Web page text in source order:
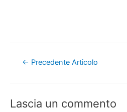
Navigazione
← Precedente Articolo
Lascia un commento